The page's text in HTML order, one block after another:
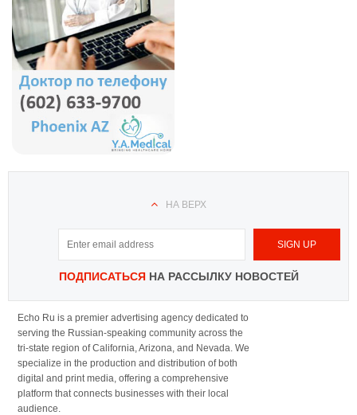
НА ВЕРХ
ПОДПИСАТЬСЯНА РАССЫЛКУ НОВОСТЕЙ
Echo Ru is a premier advertising agency dedicated to
serving the Russian-speaking community across the
tri-state region of California, Arizona, and Nevada. We
specialize in the production and distribution of both
digital and print media, offering a comprehensive
platform that connects businesses with their local
audience.